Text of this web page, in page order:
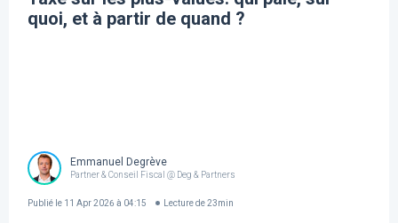
quoi, et à partir de quand ?
Emmanuel Degrève
Partner & Conseil Fiscal @ Deg & Partners
Publié le 11 Apr 2026 à 04:15 Lecture de 23min